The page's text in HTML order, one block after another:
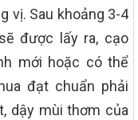
vị. Sau khoảng 3-4
được lấy ra, cạo
mới hoặc có thể
đạt chuẩn phải
dậy mùi thơm của